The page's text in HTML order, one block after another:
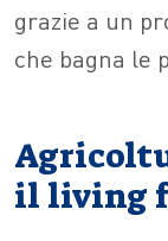
grazie a un
che bagna le
il living